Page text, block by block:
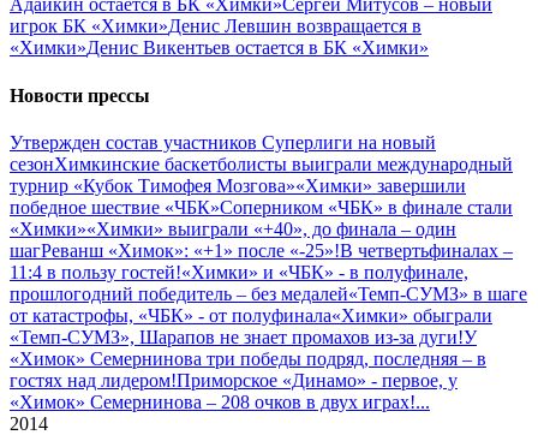
Адайкин остается в БК «Химки»Сергей Митусов – новый
игрок БК «Химки»Денис Левшин возвращается в
«Химки»Денис Викентьев остается в БК «Химки»
Новости прессы
Утвержден состав участников Cуперлиги на новый
сезонХимкинские баскетболисты выиграли международный
турнир «Кубок Тимофея Мозгова»«Химки» завершили
победное шествие «ЧБК»Соперником «ЧБК» в финале стали
«Химки»«Химки» выиграли «+40», до финала – один
шагРеванш «Химок»: «+1» после «-25»!В четвертьфиналах –
11:4 в пользу гостей!«Химки» и «ЧБК» - в полуфинале,
прошлогодний победитель – без медалей«Темп-СУМЗ» в шаге
от катастрофы, «ЧБК» - от полуфинала«Химки» обыграли
«Темп-СУМЗ», Шарапов не знает промахов из-за дуги!У
«Химок» Семернинова три победы подряд, последняя – в
гостях над лидером!Приморское «Динамо» - первое, у
«Химок» Семернинова – 208 очков в двух играх!...
2014